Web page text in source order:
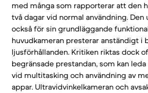
med många som rapporterar att den
två dagar vid normal användning. Den
också för sin grundläggande
huvudkameran presterar anständigt i
ljusförhållanden. Kritiken riktas dock
begränsade prestandan, som kan
vid multitasking och användning av
appar. Ultravidvinkelkameran och